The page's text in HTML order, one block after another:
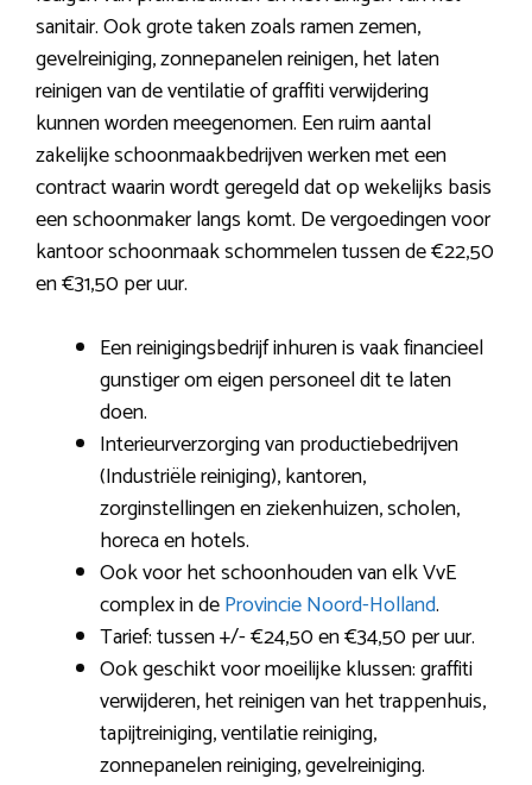
sanitair. Ook grote taken zoals ramen zemen,
gevelreiniging, zonnepanelen reinigen, het laten
reinigen van de ventilatie of graffiti verwijdering
kunnen worden meegenomen. Een ruim aantal
zakelijke schoonmaakbedrijven werken met een
contract waarin wordt geregeld dat op wekelijks basis
een schoonmaker langs komt. De vergoedingen voor
kantoor schoonmaak schommelen tussen de €22,50
en €31,50 per uur.
Een reinigingsbedrijf inhuren is vaak financieel
gunstiger om eigen personeel dit te laten
doen.
Interieurverzorging van productiebedrijven
(Industriële reiniging), kantoren,
zorginstellingen en ziekenhuizen, scholen,
horeca en hotels.
Ook voor het schoonhouden van elk VvE
complex in deProvincie Noord-Holland.
Tarief: tussen +/- €24,50 en €34,50 per uur.
Ook geschikt voor moeilijke klussen: graffiti
verwijderen, het reinigen van het trappenhuis,
tapijtreiniging, ventilatie reiniging,
zonnepanelen reiniging, gevelreiniging.